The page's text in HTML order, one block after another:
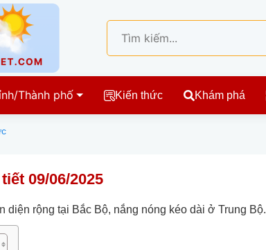
Thành phố Kiến thức Khám phá
09/06/2025
diện rộng tại Bắc Bộ, nắng nóng kéo dài ở Trung Bộ.